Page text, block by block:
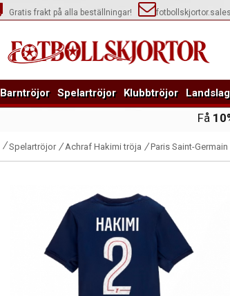
Gratis frakt på alla beställningar!
Barntröjor Spelartröjor Klubbtröjor
Få
Spelartröjor Achraf Hakimi tröja Paris Saint-